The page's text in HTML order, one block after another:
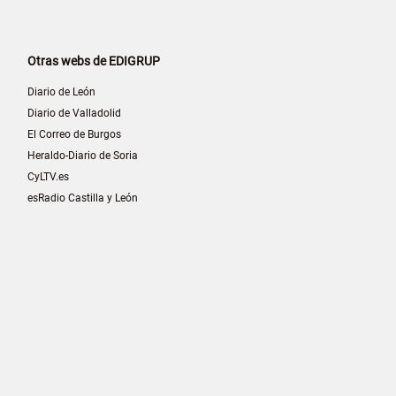
Otras webs de EDIGRUP
Diario de León
Diario de Valladolid
El Correo de Burgos
Heraldo-Diario de Soria
CyLTV.es
esRadio Castilla y León